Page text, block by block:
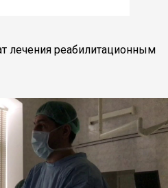
лечения реабилитационным